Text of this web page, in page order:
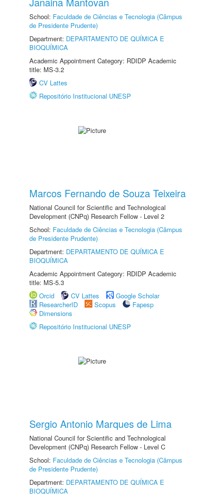
School: Faculdade de Ciências e Tecnologia (Câmpus
de Presidente Prudente)
Department: DEPARTAMENTO DE QUÍMICA E
BIOQUÍMICA
Academic Appointment Category: RDIDP Academic
title: MS-3.2
CV Lattes
Repositório Institucional UNESP
Marcos Fernando de Souza Teixeira
National Council for Scientific and Technological
Development (CNPq) Research Fellow - Level 2
School: Faculdade de Ciências e Tecnologia (Câmpus
de Presidente Prudente)
Department: DEPARTAMENTO DE QUÍMICA E
BIOQUÍMICA
Academic Appointment Category: RDIDP Academic
title: MS-5.3
Orcid
CV Lattes
Google Scholar
ResearcherID
Scopus
Fapesp
Dimensions
Repositório Institucional UNESP
Sergio Antonio Marques de Lima
National Council for Scientific and Technological
Development (CNPq) Research Fellow - Level C
School: Faculdade de Ciências e Tecnologia (Câmpus
de Presidente Prudente)
Department: DEPARTAMENTO DE QUÍMICA E
BIOQUÍMICA